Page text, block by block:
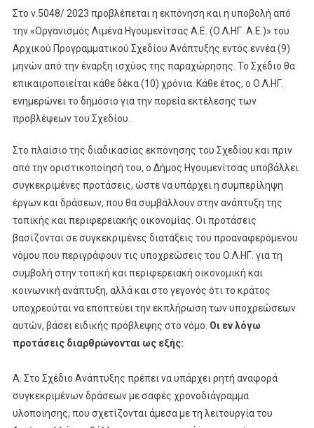
Στο ν.5048/ 2023 προβλέπεται η εκπόνηση και η υποβολή από
την «Οργανισμός Λιμένα Ηγουμενίτσας Α.Ε. (Ο.Λ.ΗΓ. Α.Ε.)» του
Αρχικού Προγραμματικού Σχεδίου Ανάπτυξης εντός εννέα (9)
μηνών από την έναρξη ισχύος της παραχώρησης. Το Σχέδιο θα
επικαιροποιείται κάθε δέκα (10) χρόνια. Κάθε έτος, ο Ο.Λ.ΗΓ.
ενημερώνει το δημόσιο για την πορεία εκτέλεσης των
προβλέψεων του Σχεδίου.
Στο πλαίσιο της διαδικασίας εκπόνησης του Σχεδίου και πριν
από την οριστικοποίησή του, ο Δήμος Ηγουμενίτσας υποβάλλει
συγκεκριμένες προτάσεις, ώστε να υπάρχει η συμπερίληψη
έργων και δράσεων, που θα συμβάλλουν στην ανάπτυξη της
τοπικής και περιφερειακής οικονομίας. Οι προτάσεις
βασίζονται σε συγκεκριμένες διατάξεις του προαναφερόμενου
νόμου που περιγράφουν τις υποχρεώσεις του Ο.Λ.ΗΓ. για τη
συμβολή στην τοπική και περιφερειακή οικονομική και
κοινωνική ανάπτυξη, αλλά και στο γεγονός ότι το κράτος
υποχρεούται να εποπτεύει την εκπλήρωση των υποχρεώσεων
αυτών, βάσει ειδικής πρόβλεψης στο νόμο. Οι εν λόγω
προτάσεις διαρθρώνονται ως εξής:
Α. Στο Σχέδιο Ανάπτυξης πρέπει να υπάρχει ρητή αναφορά
συγκεκριμένων δράσεων με σαφές χρονοδιάγραμμα
υλοποίησης, που σχετίζονται άμεσα με τη λειτουργία του